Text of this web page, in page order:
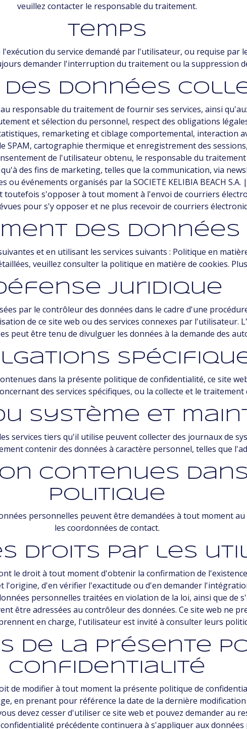
veuillez contacter le responsable du traitement.
Temps
du service demandé par l'utilisateur, ou requise par
demander l'interruption du traitement ou la suppression
des données
responsable du traitement de fournir ses services, ainsi
et sélection du personnel, respect des obligations
remarketing et ciblage comportemental, interaction
SPAM, cartographie thermique et enregistrement des
de l'utilisateur obtenu, le responsable du
des fins de marketing, telles que la communication, via
événements organisés par la SOCIETE KELIBIA BEACH
s'opposer à tout moment à l'envoi de courriers
pour s'y opposer et ne plus recevoir de courriers
des
et en utilisant les services suivants : Politique en
veuillez consulter la politique en matière de cookies.
juridique
par le contrôleur des données dans le cadre d'une
de ce site web ou des services connexes par l'utilisateur.
peut être tenu de divulguer les données à la demande des
dans la présente politique de confidentialité, ce site
des services spécifiques, ou la collecte et le
système et
services tiers qu'il utilise peuvent collecter des journaux de
contenir des données à caractère personnel, telles que
contenues
politique
personnelles peuvent être demandées à tout moment
les coordonnées de contact.
droits par les
le droit à tout moment d'obtenir la confirmation de
d'en vérifier l'exactitude ou d'en demander
personnelles traitées en violation de la loi, ainsi que de
être adressées au contrôleur des données. Ce site web ne
en charge, l'utilisateur est invité à consulter leurs
de la présente
confidentialité
de modifier à tout moment la présente politique de
en prenant pour référence la date de la dernière modification
devez cesser d'utiliser ce site web et pouvez demander au
précédente continuera à s'appliquer aux